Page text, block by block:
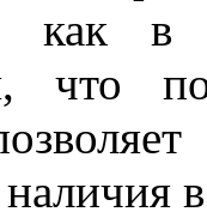
как в
что